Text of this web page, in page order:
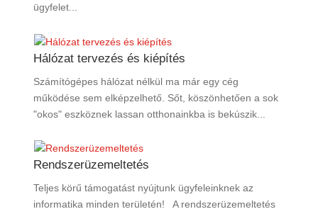
ügyfelet...
Hálózat tervezés és kiépítés
Számítógépes hálózat nélkül ma már egy cég
működése sem elképzelhető. Sőt, köszönhetően a sok
"okos" eszköznek lassan otthonainkba is bekúszik...
Rendszerüzemeltetés
Teljes körű támogatást nyújtunk ügyfeleinknek az
informatika minden területén! A rendszerüzemeltetés